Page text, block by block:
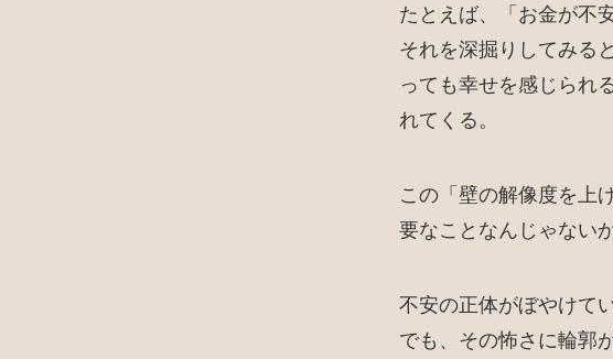
たとえば、「お金が不
それを深掘りしてみる
っても幸せを感じられ
れてくる。
この「壁の解像度を上
要なことなんじゃない
不安の正体がぼやけて
でも、その怖さに輪郭